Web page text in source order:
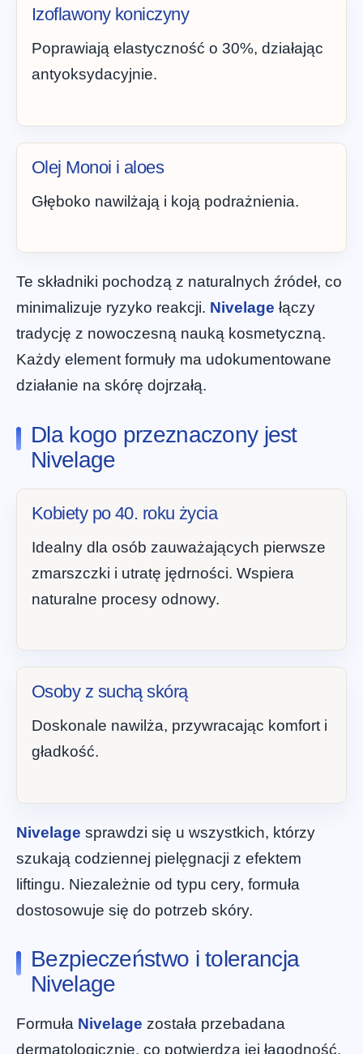
Izoflawony koniczyny
Poprawiają elastyczność o 30%, działając
antyoksydacyjnie.
Olej Monoi i aloes
Głęboko nawilżają i koją podrażnienia.
Te składniki pochodzą z naturalnych źródeł, co
minimalizuje ryzyko reakcji. Nivelage łączy
tradycję z nowoczesną nauką kosmetyczną.
Każdy element formuły ma udokumentowane
działanie na skórę dojrzałą.
Dla kogo przeznaczony jest
Nivelage
Kobiety po 40. roku życia
Idealny dla osób zauważających pierwsze
zmarszczki i utratę jędrności. Wspiera
naturalne procesy odnowy.
Osoby z suchą skórą
Doskonale nawilża, przywracając komfort i
gładkość.
Nivelage sprawdzi się u wszystkich, którzy
szukają codziennej pielęgnacji z efektem
liftingu. Niezależnie od typu cery, formuła
dostosowuje się do potrzeb skóry.
Bezpieczeństwo i tolerancja
Nivelage
Formuła Nivelage została przebadana
dermatologicznie, co potwierdza jej łagodność.